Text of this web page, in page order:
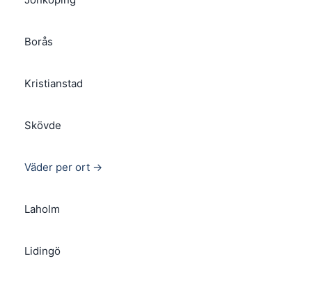
Borås
Kristianstad
Skövde
Väder per ort →
Laholm
Lidingö